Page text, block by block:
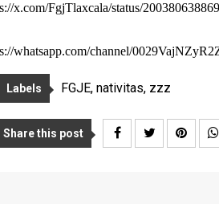
x.com/FgjTlaxcala/status/
whatsapp.com/channel/
Labels FGJE, nativitas, zzz
Share this post